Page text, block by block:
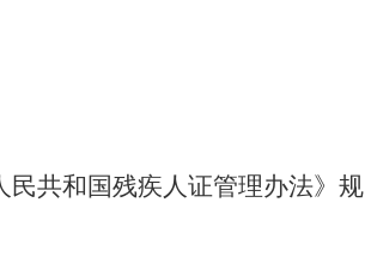
共和国残疾人证管理办法》规